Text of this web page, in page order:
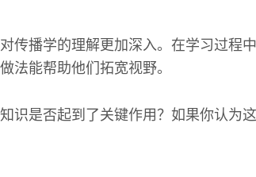
传播学的理解更加深入。在学习过程
法能帮助他们拓宽视野。
识是否起到了关键作用？如果你认为